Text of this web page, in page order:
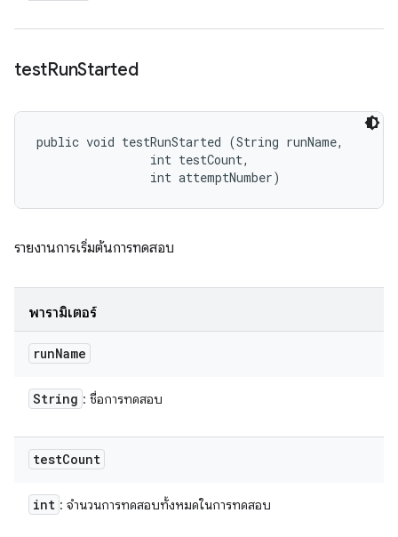
testRunStarted
public void testRunStarted (String runName,
                int testCount,
                int attemptNumber)
รายงานการเริ่มต้นการทดสอบ
พารามิเตอร์
runName
String : ชื่อการทดสอบ
testCount
int : จำนวนการทดสอบทั้งหมดในการทดสอบ